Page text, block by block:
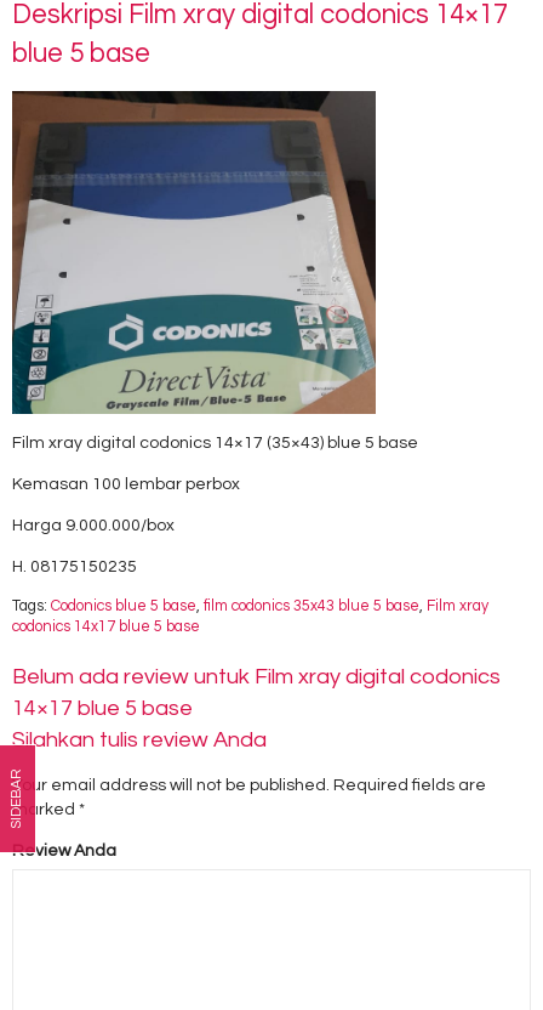
Deskripsi Film xray digital codonics 14×17
blue 5 base
Film xray digital codonics 14×17 (35×43) blue 5 base
Kemasan 100 lembar perbox
Harga 9.000.000/box
H. 08175150235
Tags: Codonics blue 5 base, film codonics 35x43 blue 5 base, Film xray
codonics 14x17 blue 5 base
Belum ada review untuk Film xray digital codonics
14×17 blue 5 base
Silahkan tulis review Anda
Your email address will not be published. Required fields are
marked *
Review Anda
SIDEBAR